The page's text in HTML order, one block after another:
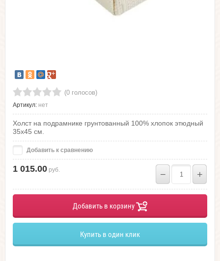
(0 голосов)
Артикул: нет
Холст на подрамнике грунтованный 100% хлопок этюдный
35х45 см.
Добавить к сравнению
1 015.00 руб. − +
Добавить в корзину
Купить в один клик